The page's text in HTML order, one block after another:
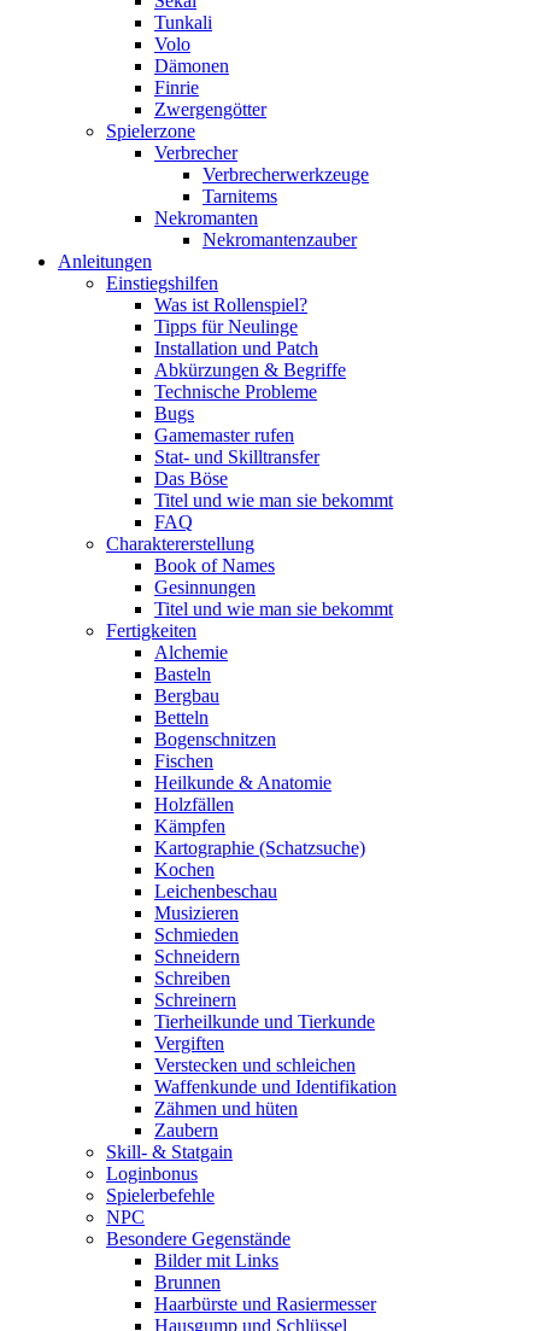
Tunkali
Volo
Dämonen
Finrie
Zwergengötter
Spielerzone
Verbrecher
Verbrecherwerkzeuge
Tarnitems
Nekromanten
Nekromantenzauber
Anleitungen
Einstiegshilfen
Was ist Rollenspiel?
Tipps für Neulinge
Installation und Patch
Abkürzungen & Begriffe
Technische Probleme
Bugs
Gamemaster rufen
Stat- und Skilltransfer
Das Böse
Titel und wie man sie bekommt
FAQ
Charaktererstellung
Book of Names
Gesinnungen
Titel und wie man sie bekommt
Fertigkeiten
Alchemie
Basteln
Bergbau
Betteln
Bogenschnitzen
Fischen
Heilkunde & Anatomie
Holzfällen
Kämpfen
Kartographie (Schatzsuche)
Kochen
Leichenbeschau
Musizieren
Schmieden
Schneidern
Schreiben
Schreinern
Tierheilkunde und Tierkunde
Vergiften
Verstecken und schleichen
Waffenkunde und Identifikation
Zähmen und hüten
Zaubern
Skill- & Statgain
Loginbonus
Spielerbefehle
NPC
Besondere Gegenstände
Bilder mit Links
Brunnen
Haarbürste und Rasiermesser
Hausgump und Schlüssel